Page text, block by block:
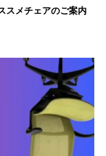
スメチェアのご案内